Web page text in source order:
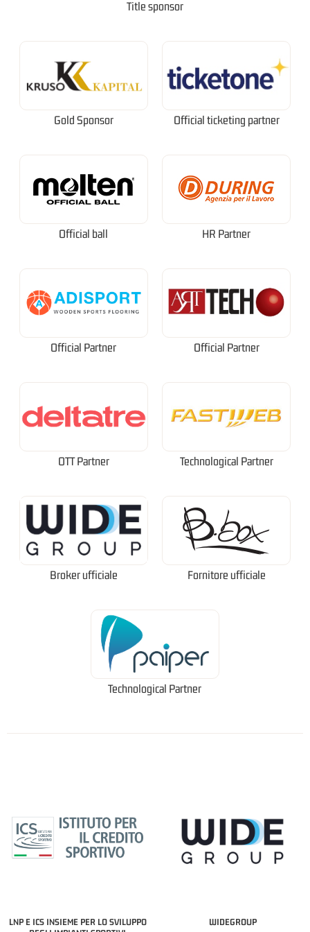
Title sponsor
Gold Sponsor Official ticketing partner
Official ball HR Partner
Official Partner Official Partner
OTT Partner Technological Partner
Broker ufficiale Fornitore ufficiale
Technological Partner
LNP E ICS INSIEME PER LO SVILUPPO
WIDEGROUP